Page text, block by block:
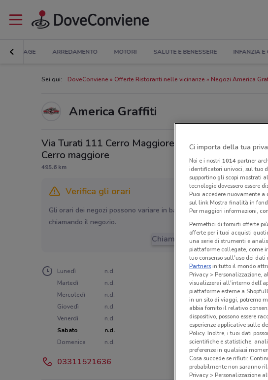
BRICOLAGE ARREDAMENTO MOTORI SALUTE E BENESSERE INFANZIA E
Sei qui: DoveConviene Offerte Ristoranti nelle vicinanze Negozi America
America Graffiti
Via Turati 111 Cerro Maggiore,
Cerro maggiore
495.6 km
Verifica gli orari
Gli orari dei negozi possono variare in base agli ultimi provvedimenti
chiamando il negozio.
Chiama il negozio
Lunedì
n.d.
Martedì
n.d.
Mercoledì
n.d.
Giovedì
n.d.
Venerdì
n.d.
Sabato
n.d.
Domenica
n.d.
03311521636
Ci importa della tua
Noi e i nostri 1014partner
identificatori univoci, sul tuo
supportino gli scopi mostrati
tecnologie dovessero essere
Puoi accedere nuovamente a
sul link Mostra finalità in
Per maggiori informazioni,
Permettici di fornirti offerte
offerte per i tuoi acquisti
una serie di strumenti e
piattaforme collegate, come
tuo consenso sull'uso dei
Partnersin tutto il mondo
Privacy > Personalizzazione,
visualizzerai all'interno
piattaforme esterne a
in un sito di viaggi, potremo
abbia fornito il relativo
dispositivo, possono essere
esperienze applicative sulle
Policy. Inoltre, i tuoi dati
scientifiche e statistiche,
preferenze in qualsiasi
Cosa succede se rifiuti:
probabilmente non saranno
Privacy > Personalizzazione